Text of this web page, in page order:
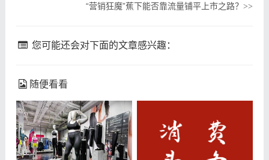
“营销狂魔”蕉下能否靠流量铺平上市之路？>>
您可能还会对下面的文章感兴趣：
随便看看